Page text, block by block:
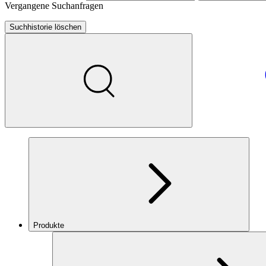
Vergangene Suchanfragen
Suchhistorie löschen
Produkte